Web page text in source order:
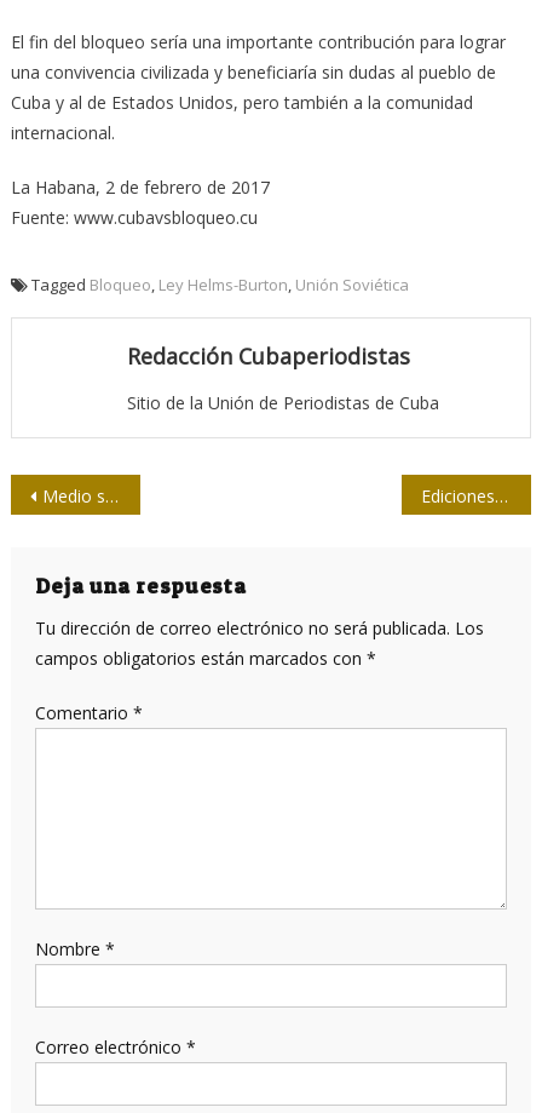
El fin del bloqueo sería una importante contribución para lograr
una convivencia civilizada y beneficiaría sin dudas al pueblo de
Cuba y al de Estados Unidos, pero también a la comunidad
internacional.
La Habana, 2 de febrero de 2017
Fuente: www.cubavsbloqueo.cu
Tagged Bloqueo, Ley Helms-Burton, Unión Soviética
Redacción Cubaperiodistas
Sitio de la Unión de Periodistas de Cuba
Navegación
entradas
Medio siglo y un lustro de la orden que oficializó el bloqueo Ediciones La Luz iluminará Feria del Libro de La Habana
Deja una respuesta
Tu dirección de correo electrónico no será publicada. Los
campos obligatorios están marcados con *
Comentario *
Nombre *
Correo electrónico *